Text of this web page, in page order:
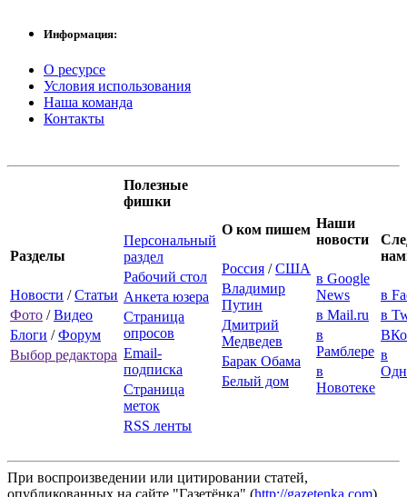
Информация:
О ресурсе
Условия использования
Наша команда
Контакты
Разделы
Новости /Статьи
Фото /Видео
Блоги /Форум
Выбор редактора
Полезные
фишки
Персональный
раздел
Рабочий стол
Анкета юзера
Страница
опросов
Email-
подписка
Страница
меток
RSS ленты
О ком пишем
Россия /США
Владимир
Путин
Дмитрий
Медведев
Барак Обама
Белый дом
Наши
новости
в Google
News
в Mail.ru
в
Рамблере
в
Новотеке
в
в
в
При воспроизведении или цитировании статей,